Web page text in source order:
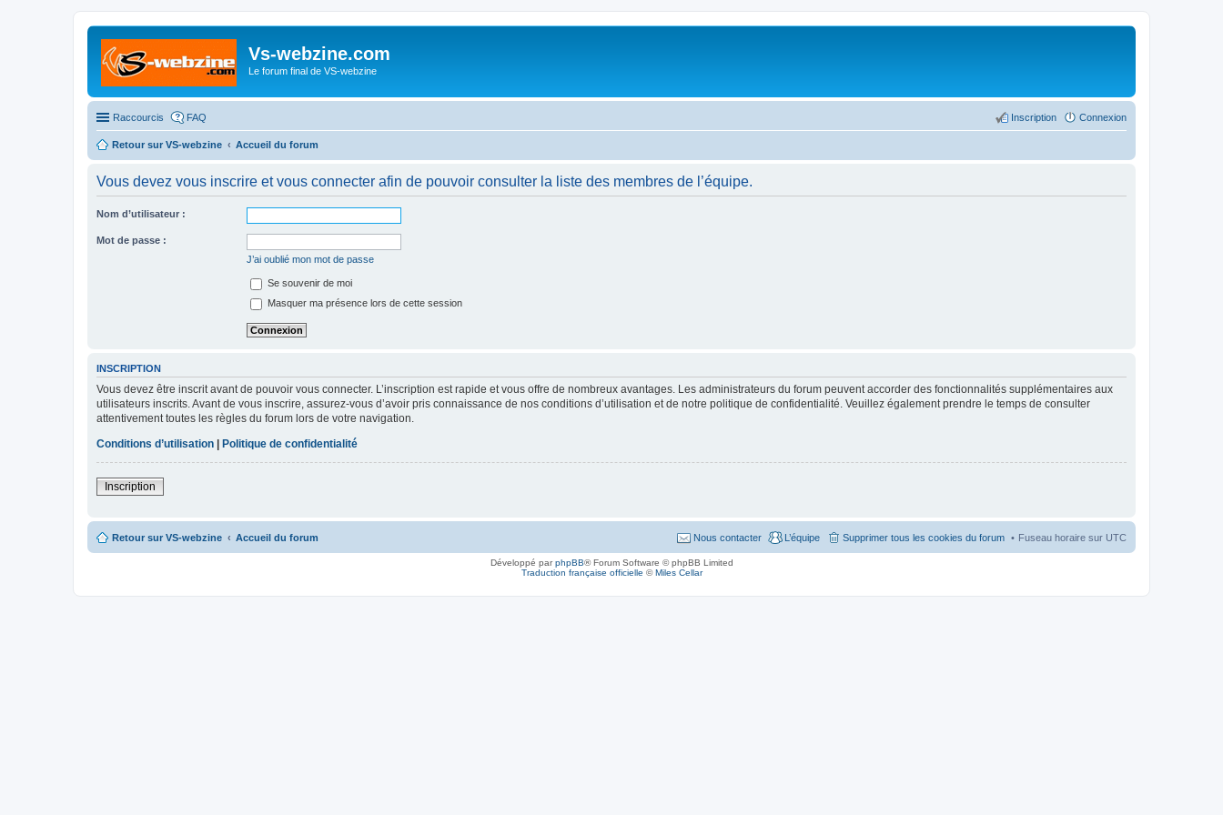
Vs-webzine.com
Le forum final de VS-webzine
Raccourcis FAQ Connexion
Inscription
Retour sur VS-webzine Accueil du forum
Vous devez vous inscrire et vous connecter afin de pouvoir consulter la liste des membres de l’équipe.
Nom d’utilisateur :
Mot de passe :
J’ai oublié mon mot de passe
Se souvenir de moi
Masquer ma présence lors de cette session
INSCRIPTION
Vous devez être inscrit avant de pouvoir vous connecter. L’inscription est rapide et vous offre de nombreux avantages. Les administrateurs du forum peuvent accorder des fonctionnalités supplémentaires aux
utilisateurs inscrits. Avant de vous inscrire, assurez-vous d’avoir pris connaissance de nos conditions d’utilisation et de notre politique de confidentialité. Veuillez également prendre le temps de consulter
attentivement toutes les règles du forum lors de votre navigation.
Conditions d’utilisation
Politique de confidentialité
Inscription
Retour sur VS-webzine Accueil du forum Fuseau horaire sur UTC
Supprimer tous les cookies du forum
L’équipe
Nous contacter
Développé parphpBB® Forum Software © phpBB Limited
Traduction française officielle ©Miles Cellar